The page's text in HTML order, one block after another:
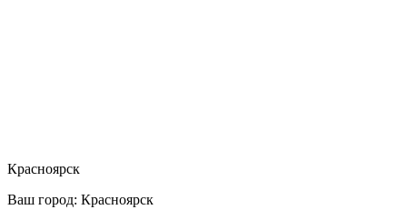
Красноярск
Ваш город: Красноярск